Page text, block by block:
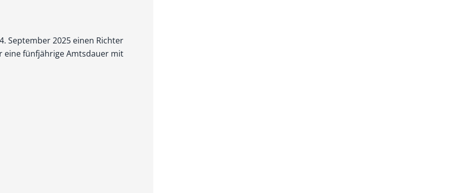
September 2025 einen Richter
eine fünfjährige Amtsdauer mit